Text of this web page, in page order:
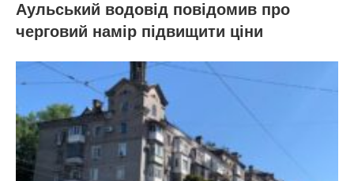
Аульський водовід повідомив про
черговий намір підвищити ціни